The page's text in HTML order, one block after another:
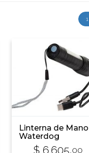
1
Linterna de Mano
Waterdog
Recargable 70
$ 6.605,00